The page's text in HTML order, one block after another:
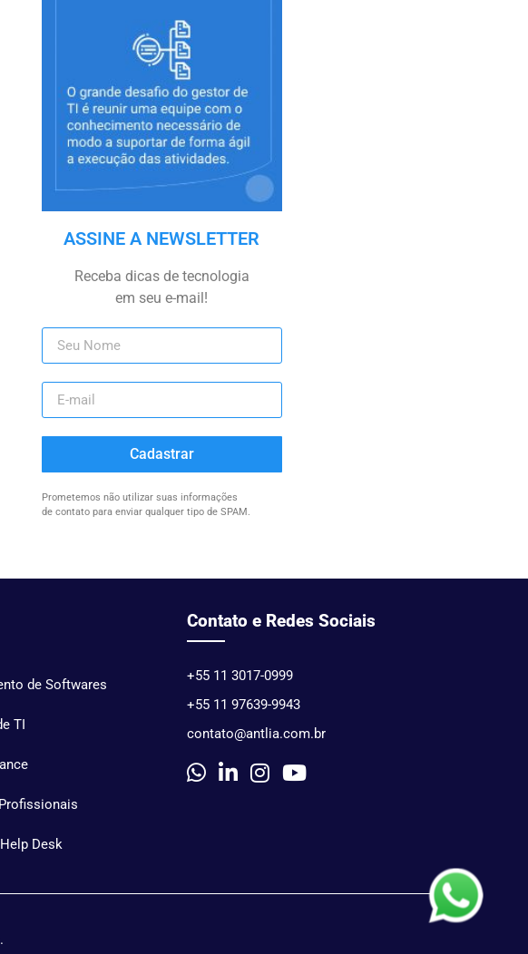
ASSINE A NEWSLETTER
Receba dicas de tecnologia
em seu e-mail!
Cadastrar
Prometemos não utilizar suas informações
de contato para enviar qualquer tipo de SPAM.
de Softwares
TI
Desk
Contato e Redes Sociais
+55 11 3017-0999
+55 11 97639-9943
contato@antlia.com.br